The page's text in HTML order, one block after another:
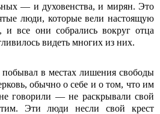
— и духовенства, и мирян. Это
люди, которые вели настоящую
все они собрались вокруг отца
видеть многих из них.
побывал в местах лишения свободы
обычно о себе и о том, что им
говорили — не раскрывали свой
Эти люди несли свой крест